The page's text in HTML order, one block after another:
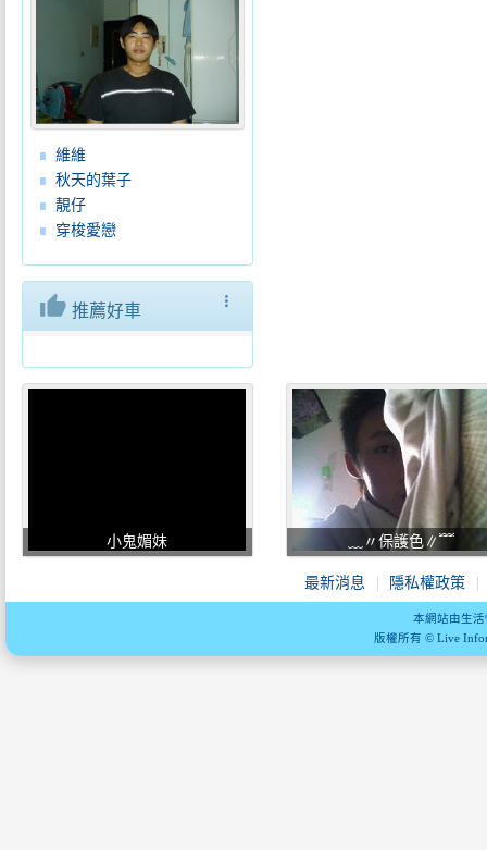
維維
秋天的葉子
靚仔
穿梭愛戀
more_vert
thumb_up 推薦好車
小鬼媚妹 ﹏〃保護色∥﹌
最新消息 隱私權政策
本網站由生
版權所有 © Live